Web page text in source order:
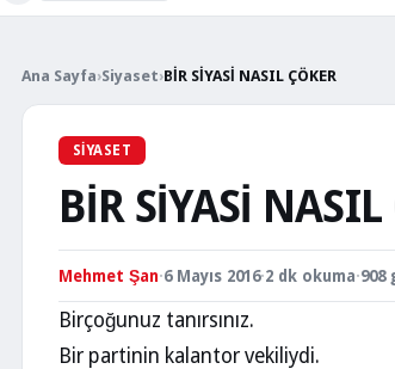
Ana Sayfa›Siyaset›BİR SİYASİ NASIL ÇÖKER
SIYASET
BİR SİYASİ NASIL
Mehmet Şan·6 Mayıs 2016·2 dk okuma·908
Birçoğunuz tanırsınız.
Bir partinin kalantor vekiliydi.